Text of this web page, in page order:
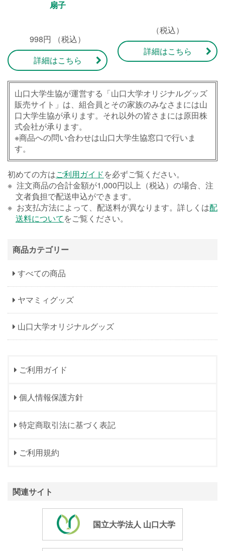
扇子
998円 （税込）
詳細はこちら
（税込）
詳細はこちら
山口大学生協が運営する「山口大学オリジナルグッズ
販売サイト」は、組合員とその家族のみなさまには山
口大学生協が承ります。それ以外の皆さまには原田株
式会社が承ります。
※商品への問い合わせは山口大学生協窓口で行いま
す。
初めての方はご利用ガイドを必ずご覧ください。
注文商品の合計金額が1,000円以上（税込）の場合、注
文者負担で配送申込ができます。
お支払方法によって、配送料が異なります。詳しくは配
送料についてをご覧ください。
商品カテゴリー
すべての商品
ヤマミィグッズ
山口大学オリジナルグッズ
ご利用ガイド
個人情報保護方針
特定商取引法に基づく表記
ご利用規約
関連サイト
国立大学法人 山口大学